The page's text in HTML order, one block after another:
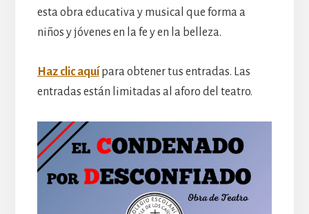
esta obra educativa y musical que forma a
niños y jóvenes en la fe y en la belleza.
Haz clic aquípara obtener tus entradas. Las
entradas están limitadas al aforo del teatro.